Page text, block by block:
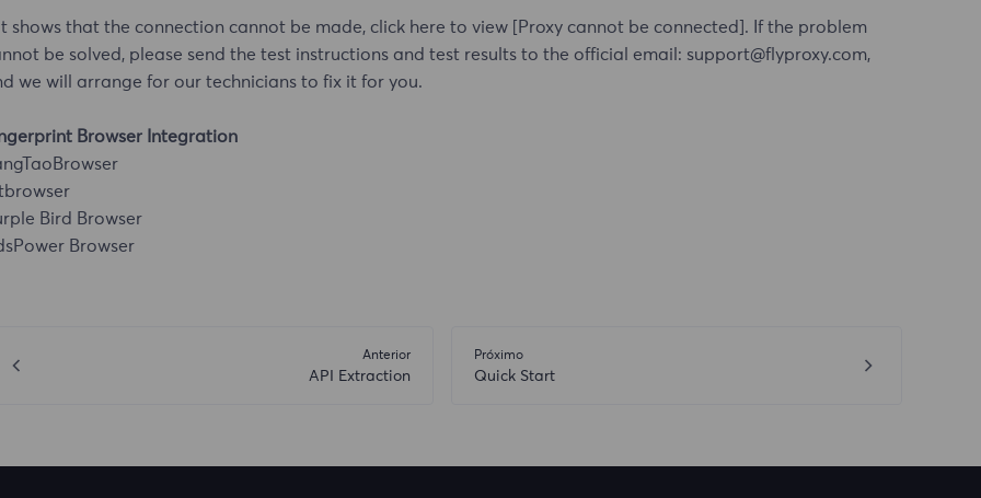
shows that the connection cannot be made, click here to view [Proxy cannot be connected] . If the problem
be solved, please send the test instructions and test results to the official email: support@flyproxy.com,
we will arrange for our technicians to fix it for you.
Browser Integration
Bird Browser
Browser
Anterior
API Extraction
Próximo
Quick Start